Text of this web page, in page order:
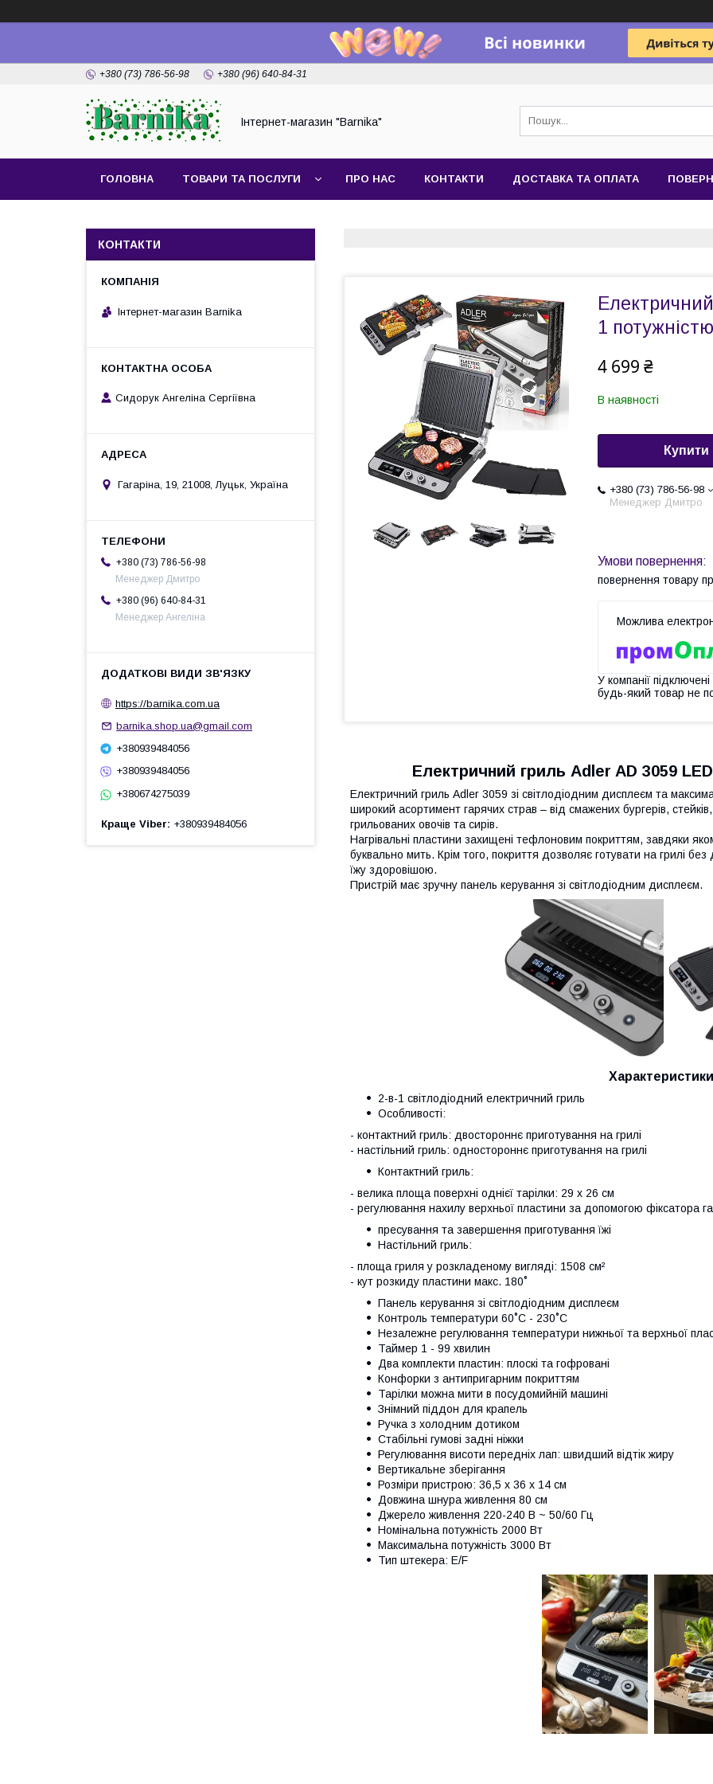
+380 (73) 786-56-98 +380 (96) 640-84-31
Інтернет-магазин "Barnika"
ГОЛОВНА ТОВАРИ ТА ПОСЛУГИ ПРО НАС КОНТАКТИ ДОСТАВКА ТА ОПЛАТА
1
4 699 ₴
В наявності
Купити
+380 (73) 786-56-98
Менеджер Дмитро
повернення товару
У компанії
будь-який товар не
Електричний гриль Adler AD 3059
Електричний гриль Adler 3059 зі світлодіодним дисплеєм та
широкий асортимент гарячих страв – від смажених бургерів,
грильованих овочів та сирів.
Нагрівальні пластини захищені тефлоновим покриттям, завдяки
буквально мить. Крім того, покриття дозволяє готувати на грилі
їжу здоровішою. ​​
Пристрій має зручну панель керування зі світлодіодним дисплеєм.
2-в-1 світлодіодний електричний гриль
Особливості:
- контактний гриль: двостороннє приготування на грилі
- настільний гриль: одностороннє приготування на грилі
Контактний гриль:
- велика площа поверхні однієї тарілки: 29 x 26 см
- регулювання нахилу верхньої пластини за допомогою фіксатора
пресування та завершення приготування їжі
Настільний гриль:
- площа гриля у розкладеному вигляді: 1508 см²
- кут розкиду пластини макс. 180˚
Панель керування зі світлодіодним дисплеєм
Контроль температури 60˚C - 230˚C
Незалежне регулювання температури нижньої та верхньої
Таймер 1 - 99 хвилин
Два комплекти пластин: плоскі та гофровані
Конфорки з антипригарним покриттям
Тарілки можна мити в посудомийній машині
Знімний піддон для крапель
Ручка з холодним дотиком
Стабільні гумові задні ніжки
Регулювання висоти передніх лап: швидший відтік жиру
Вертикальне зберігання
Розміри пристрою: 36,5 x 36 x 14 см
Довжина шнура живлення 80 см
Джерело живлення 220-240 В ~ 50/60 Гц
Номінальна потужність 2000 Вт
Максимальна потужність 3000 Вт
Тип штекера: E/F
КОНТАКТИ
Інтернет-магазин Barnika
Сидорук Ангеліна Сергіївна
Гагаріна, 19, 21008, Луцьк, Україна
+380 (73) 786-56-98
Менеджер Дмитро
+380 (96) 640-84-31
Менеджер Ангеліна
https://barnika.com.ua
barnika.shop.ua@gmail.com
+380939484056
+380939484056
+380674275039
Краще Viber +380939484056